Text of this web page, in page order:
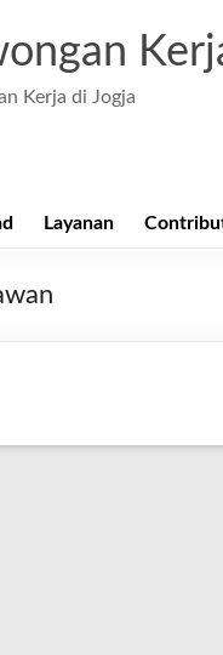
Kerja di Jogja
Layanan